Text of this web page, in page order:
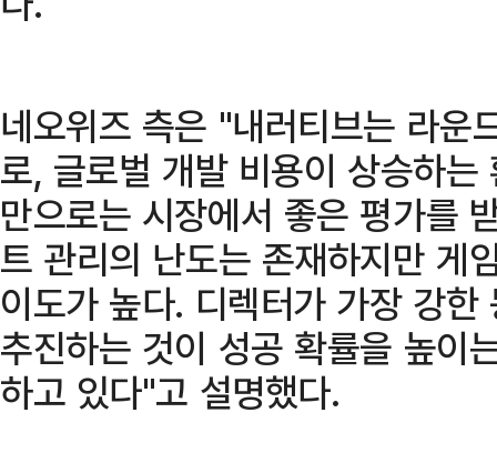
네오위즈 측은 "내러티브는 라운
로, 글로벌 개발 비용이 상승하는
만으로는 시장에서 좋은 평가를
트 관리의 난도는 존재하지만 게
이도가 높다. 디렉터가 가장 강
추진하는 것이 성공 확률을 높이
하고 있다"고 설명했다.